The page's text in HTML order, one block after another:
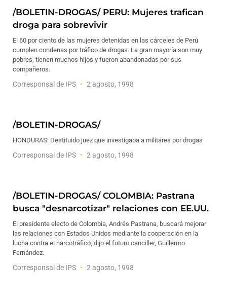
/BOLETIN-DROGAS/ PERU: Mujeres trafican
droga para sobrevivir
El 60 por ciento de las mujeres detenidas en las cárceles de Perú
cumplen condenas por tráfico de drogas. La gran mayoría son muy
pobres, tienen muchos hijos y fueron abandonadas por sus
compañeros.
Corresponsal de IPS 2 agosto, 1998
/BOLETIN-DROGAS/
HONDURAS: Destituido juez que investigaba a militares por drogas
Corresponsal de IPS 2 agosto, 1998
/BOLETIN-DROGAS/ COLOMBIA: Pastrana
busca "desnarcotizar" relaciones con EE.UU.
El presidente electo de Colombia, Andrés Pastrana, buscará mejorar
las relaciones con Estados Unidos mediante la cooperación en la
lucha contra el narcotráfico, dijo el futuro canciller, Guillermo
Fernández.
Corresponsal de IPS 2 agosto, 1998